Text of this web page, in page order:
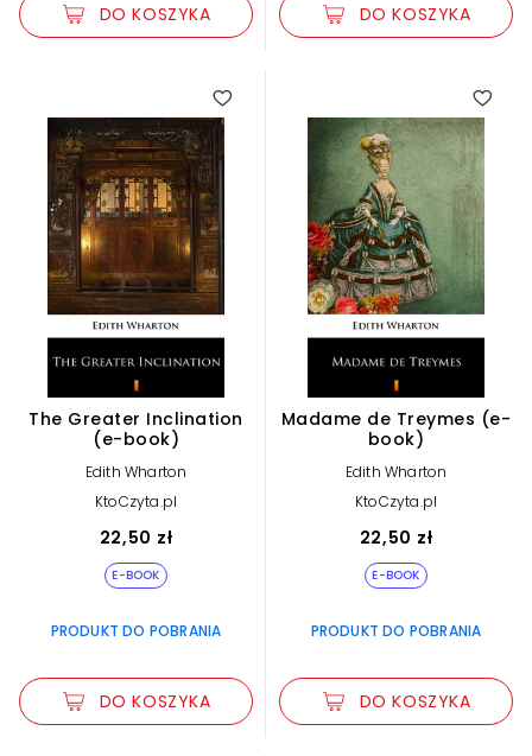
DO KOSZYKA DO KOSZYKA
The Greater Inclination
(e-book)
Edith Wharton
KtoCzyta.pl
22,50 zł
E-BOOK
PRODUKT DO POBRANIA
DO KOSZYKA
Madame de Treymes (e-
book)
Edith Wharton
KtoCzyta.pl
22,50 zł
E-BOOK
PRODUKT DO POBRANIA
DO KOSZYKA